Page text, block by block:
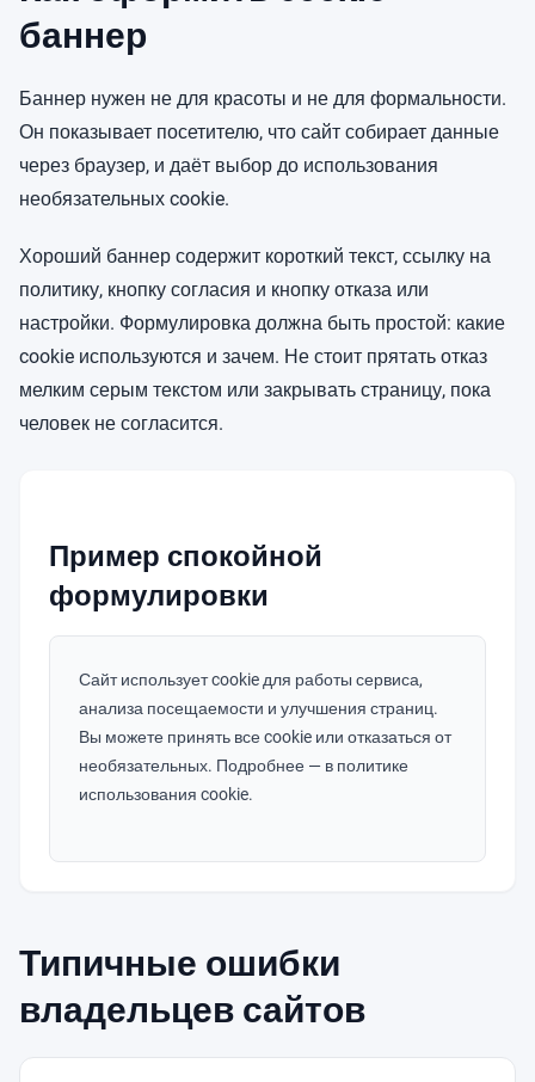
баннер
Баннер нужен не для красоты и не для формальности.
Он показывает посетителю, что сайт собирает данные
через браузер, и даёт выбор до использования
необязательных cookie.
Хороший баннер содержит короткий текст, ссылку на
политику, кнопку согласия и кнопку отказа или
настройки. Формулировка должна быть простой: какие
cookie используются и зачем. Не стоит прятать отказ
мелким серым текстом или закрывать страницу, пока
человек не согласится.
Пример спокойной
формулировки
Сайт использует cookie для работы сервиса,
анализа посещаемости и улучшения страниц.
Вы можете принять все cookie или отказаться от
необязательных. Подробнее — в политике
использования cookie.
Типичные ошибки
владельцев сайтов